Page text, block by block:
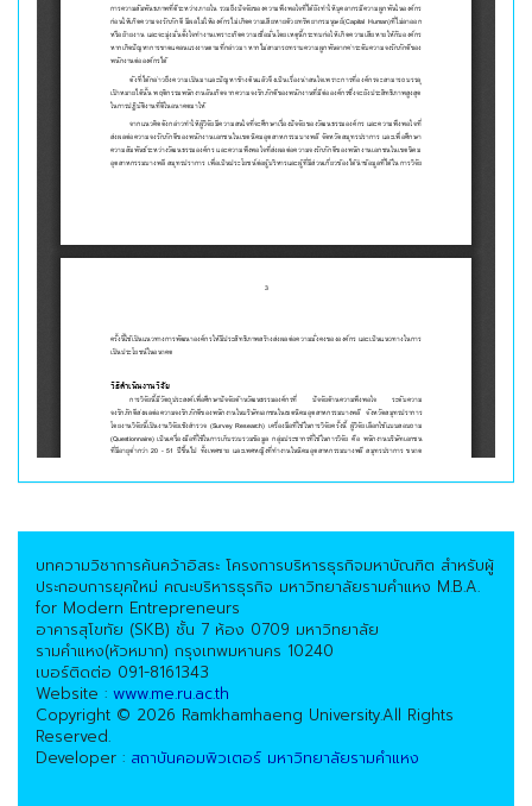
บทความวิชาการค้นคว้าอิสระ โครงการบริหารธุรกิจมหาบัณฑิต สำหรับผู้
ประกอบการยุคใหม่ คณะบริหารธุรกิจ มหาวิทยาลัยรามคำแหง M.B.A.
for Modern Entrepreneurs
อาคารสุโขทัย (SKB) ชั้น 7 ห้อง 0709 มหาวิทยาลัย
รามคำแหง(หัวหมาก) กรุงเทพมหานคร 10240
เบอร์ติดต่อ 091-8161343
Website : www.me.ru.ac.th
Copyright © 2026 Ramkhamhaeng University.All Rights
Reserved.
Developer : สถาบันคอมพิวเตอร์ มหาวิทยาลัยรามคำแหง